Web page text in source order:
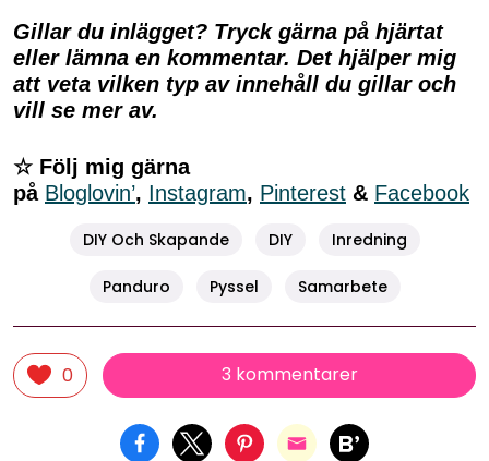
Gillar du inlägget? Tryck gärna på hjärtat
eller lämna en kommentar. Det hjälper mig
att veta vilken typ av innehåll du gillar och
vill se mer av.
☆ Följ mig gärna
på Bloglovin’, Instagram, Pinterest & Facebook
DIY Och Skapande DIY Inredning
Panduro Pyssel Samarbete
0 3 kommentarer